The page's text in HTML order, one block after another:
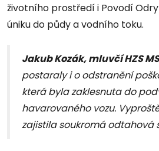
životního prostředí i Povodí
úniku do půdy a vodního toku.
Jakub Kozák, mluvčí HZS
postaraly i o odstranění
která byla zaklesnuta do
havarovaného vozu.
zajistila soukromá odtahová